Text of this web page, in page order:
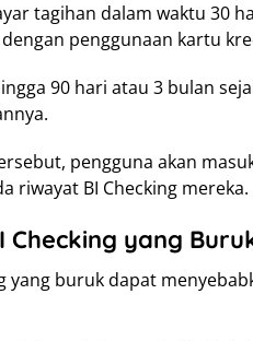
tagihan dalam waktu 30
penggunaan kartu
90 hari atau 3 bulan
pengguna akan
riwayat BI Checking mereka.
Checking yang
yang buruk dapat